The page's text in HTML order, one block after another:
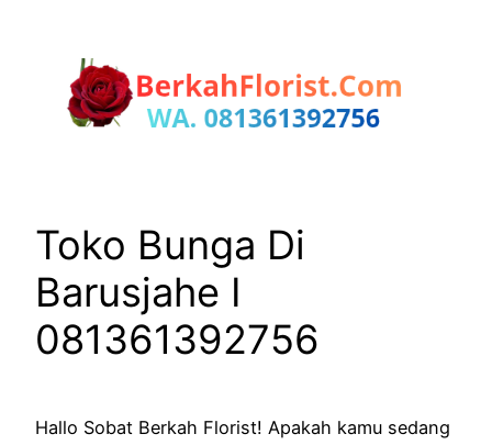
Toko Bunga Di
Barusjahe I
081361392756
Hallo Sobat Berkah Florist! Apakah kamu sedang